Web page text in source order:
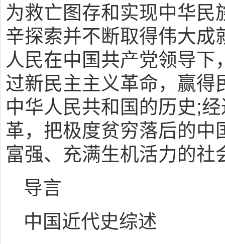
为救亡图存和实现中华
辛探索并不断取得伟大成
人民在中国共产党领导
过新民主主义革命，赢得
中华人民共和国的历史;
革，把极度贫穷落后的中
富强、充满生机活力的社
导言
中国近代史综述